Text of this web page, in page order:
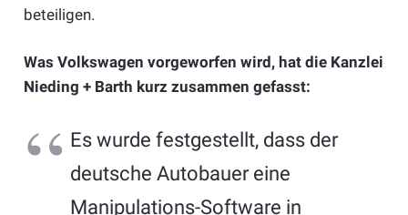
beteiligen.
Was Volkswagen vorgeworfen wird, hat die Kanzlei
Nieding + Barth kurz zusammen gefasst:
Es wurde festgestellt, dass der
deutsche Autobauer eine
Manipulations-Software in